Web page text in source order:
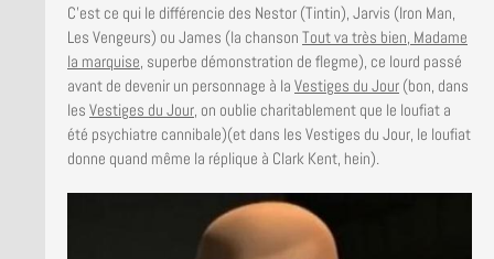
C’est ce qui le différencie des Nestor (Tintin), Jarvis (Iron Man,
Les Vengeurs) ou James (la chanson Tout va très bien, Madame
la marquise, superbe démonstration de flegme), ce lourd passé
avant de devenir un personnage à la Vestiges du Jour (bon, dans
les Vestiges du Jour, on oublie charitablement que le loufiat a
été psychiatre cannibale)(et dans les Vestiges du Jour, le loufiat
donne quand même la réplique à Clark Kent, hein).